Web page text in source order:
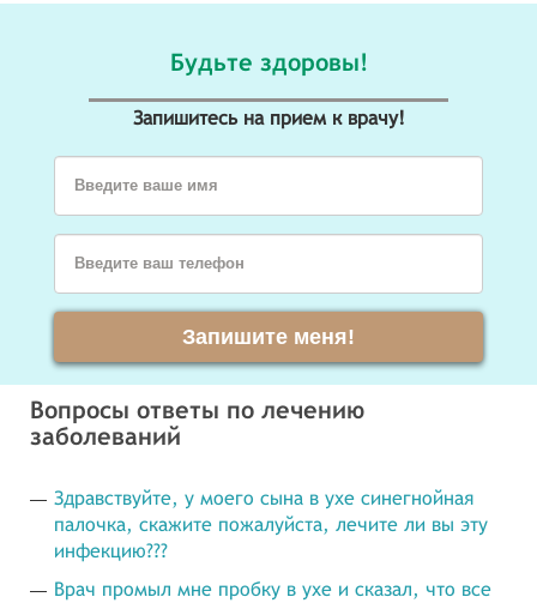
Будьте здоровы!
Запишитесь на прием к врачу!
Введите ваше имя
Введите ваш телефон
Запишите меня!
Вопросы ответы по лечению
заболеваний
Здравствуйте, у моего сына в ухе синегнойная
палочка, скажите пожалуйста, лечите ли вы эту
инфекцию???
Врач промыл мне пробку в ухе и сказал, что все